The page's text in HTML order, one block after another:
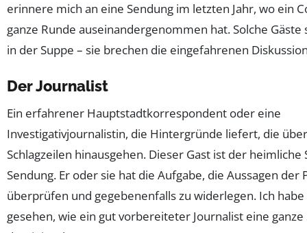
erinnere mich an eine Sendung im letzten Jahr, wo ein
ganze Runde auseinandergenommen hat. Solche Gäste
in der Suppe – sie brechen die eingefahrenen
Der Journalist
Ein erfahrener Hauptstadtkorrespondent oder eine
Investigativjournalistin, die Hintergründe liefert, die
Schlagzeilen hinausgehen. Dieser Gast ist der heimliche
Sendung. Er oder sie hat die Aufgabe, die Aussagen der
überprüfen und gegebenenfalls zu widerlegen. Ich
gesehen, wie ein gut vorbereiteter Journalist eine ganze